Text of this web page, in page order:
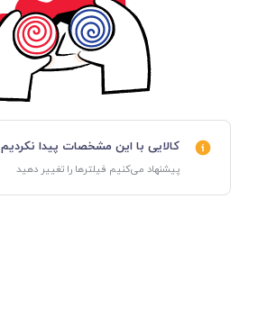
کالایی با این مشخصات پیدا نکردیم
پیشنهاد می‌کنیم فیلترها را تغییر دهید